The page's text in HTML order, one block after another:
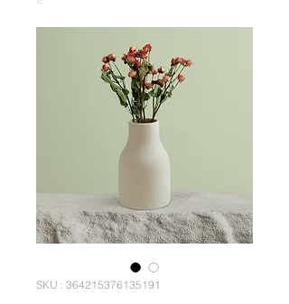
SKU : 364215376135191